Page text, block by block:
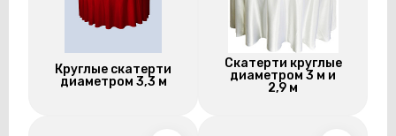
Круглые скатерти
диаметром 3,3 м
Скатерти круглые
диаметром 3 м и
2,9 м